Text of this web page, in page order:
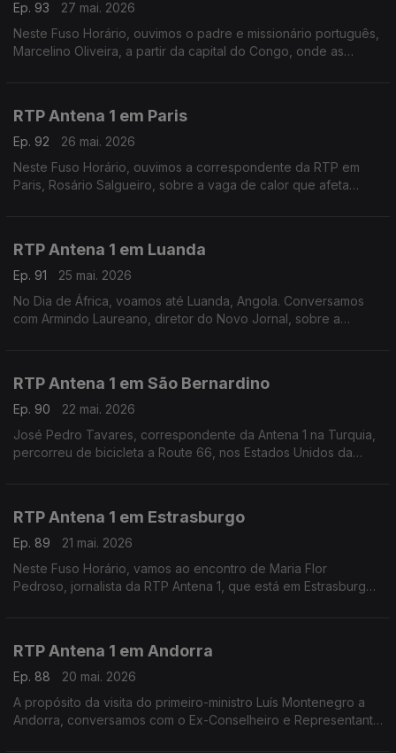
Ep. 93
27 mai. 2026
Neste Fuso Horário, ouvimos o padre e missionário português,
Marcelino Oliveira, a partir da capital do Congo, onde as
RTP Antena 1 em Paris
Ep. 92
26 mai. 2026
Neste Fuso Horário, ouvimos a correspondente da RTP em
Paris, Rosário Salgueiro, sobre a vaga de calor que afeta
RTP Antena 1 em Luanda
Ep. 91
25 mai. 2026
No Dia de África, voamos até Luanda, Angola. Conversamos
com Armindo Laureano, diretor do Novo Jornal, sobre a
RTP Antena 1 em São Bernardino
Ep. 90
22 mai. 2026
José Pedro Tavares, correspondente da Antena 1 na Turquia,
percorreu de bicicleta a Route 66, nos Estados Unidos da
RTP Antena 1 em Estrasburgo
Ep. 89
21 mai. 2026
Neste Fuso Horário, vamos ao encontro de Maria Flor
Pedroso, jornalista da RTP Antena 1, que está em Estrasburgo
RTP Antena 1 em Andorra
Ep. 88
20 mai. 2026
A propósito da visita do primeiro-ministro Luís Montenegro a
Andorra, conversamos com o Ex-Conselheiro e Representante